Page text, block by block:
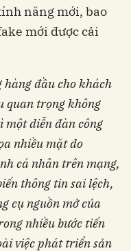
năng mới, bao
mới được cải
hàng đầu cho khách
quan trọng không
diễn đàn công
nhiều mặt do
cá nhân trên mạng,
thông tin sai lệch,
cụ nguồn mở của
nhiều bước tiến
việc phát triển sản